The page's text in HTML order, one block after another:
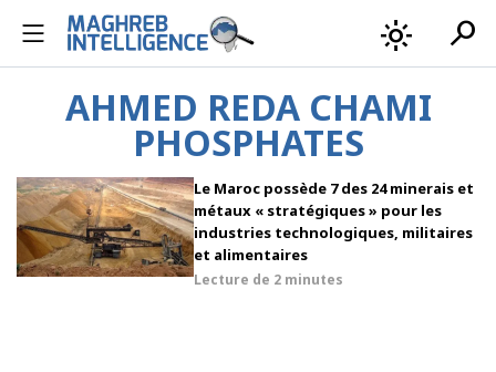
light_mode search
AHMED REDA CHAMI
PHOSPHATES
Le Maroc possède 7 des 24 minerais et
métaux « stratégiques » pour les
industries technologiques, militaires
et alimentaires
Lecture de 2 minutes